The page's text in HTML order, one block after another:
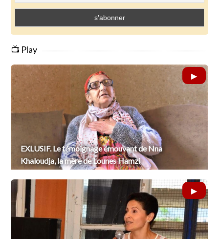
📺 Play
EXLUSIF. Le témoignage émouvant de Nna
Khaloudja, la mère de Lounes Hamzi